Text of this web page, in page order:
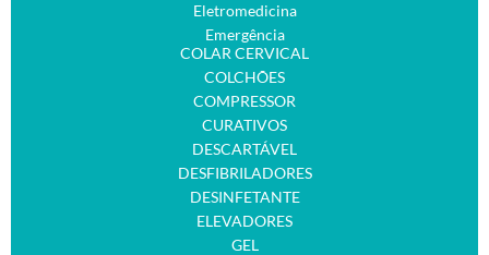
Eletromedicina
Emergência
COLAR CERVICAL
COLCHÕES
COMPRESSOR
CURATIVOS
DESCARTÁVEL
DESFIBRILADORES
DESINFETANTE
ELEVADORES
GEL